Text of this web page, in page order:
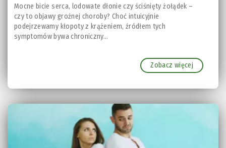
Mocne bicie serca, lodowate dłonie czy ściśnięty żołądek –
czy to objawy groźnej choroby? Choć intuicyjnie
podejrzewamy kłopoty z krążeniem, źródłem tych
symptomów bywa chroniczny...
Zobacz więcej